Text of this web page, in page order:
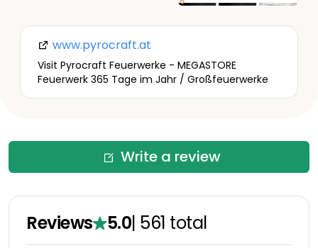
www.pyrocraft.at
Visit Pyrocraft Feuerwerke - MEGASTORE
Feuerwerk 365 Tage im Jahr / Großfeuerwerke
Write a review
Reviews 5.0| 561 total